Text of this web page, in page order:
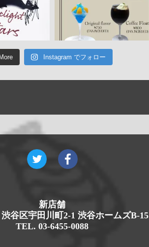
More Instagram でフォロー
新店舗
渋谷区宇田川町2-1 渋谷ホームズB-15
TEL. 03-6455-0088